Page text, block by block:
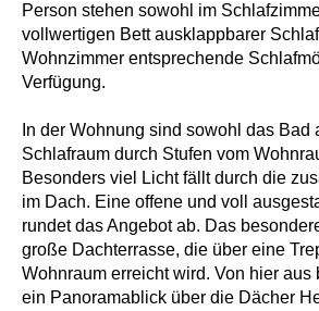
Person stehen sowohl im
vollwertigen Bett ausklappbarer
Wohnzimmer entsprechende
Verfügung.
In der Wohnung sind sowohl das Bad
Schlafraum durch Stufen vom
Besonders viel Licht fällt durch die
im Dach. Eine offene und voll
rundet das Angebot ab. Das
große Dachterrasse, die über eine
Wohnraum erreicht wird. Von hier aus
ein Panoramablick über die Dächer